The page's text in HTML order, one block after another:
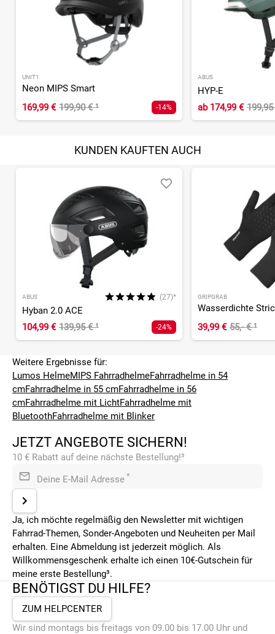
UNIT1
Neon MIPS Smart
169,99 € 199,90 €¹ -14%
ABUS
HYP-E
ab174,99 €
KUNDEN KAUFTEN AUCH
ABUS (27)*
Hyban 2.0 ACE
104,99 € 139,95 €¹ -24%
GRIPGRAB
39,99 € 55,- €¹
Weitere Ergebnisse für:
Lumos HelmeMIPS FahrradhelmeFahrradhelme in 54
cmFahrradhelme in 55 cmFahrradhelme in 56
cmFahrradhelme mit LichtFahrradhelme mit
BluetoothFahrradhelme mit Blinker
JETZT ANGEBOTE SICHERN!
10 € Rabatt auf deine nächste Bestellung!³
Deine E-Mail Adresse *
Ja, ich möchte regelmäßig den Newsletter mit wichtigen
Fahrrad-Themen, Sonder-Angeboten und Neuheiten per Mail
erhalten. Eine Abmeldung ist jederzeit möglich. Als
Willkommensgeschenk erhalte ich einen 10€-Gutschein für
meine erste Bestellung³.
BENÖTIGST DU HILFE?
ZUM HELPCENTER
Wir sind montags bis freitags von 09.00 bis 17.00 Uhr und